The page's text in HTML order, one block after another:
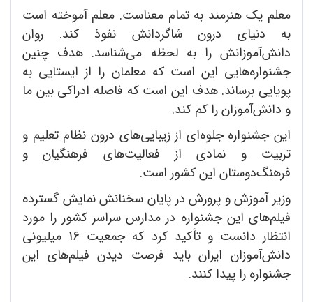
معلم یک هنرمند به تمام معناست. معلم آموخته است
به دنیای درون شاگردانش نفوذ کند. روان
دانش‌آموزانش را به لحظه می‌شناسد. هدف چنین
جشنواره‌هایی این است که معلمان را از ایستایی به
پویایی برساند. هدف این است که فاصله ادراکی بین ما
و دانش‌آموزان را کم کند.
این جشنواره جلوه‌ای از زیبایی‌های درون نظام تعلیم و
تربیت و نمادی از فعالیت‌های فرهنگیان و
فرهنگ‌دوستان این کشور است.
وزیر آموزش و پرورش در پایان سخنانش نمایش گسترده
فیلم‌های این جشنواره در مدارس سراسر کشور را مورد
انتظار دانست و تأکید کرد که جمعیت 16 میلیونی
دانش‌آموزان ایران باید فرصت دیدن فیلم‌های این
جشنواره را پیدا کنند.